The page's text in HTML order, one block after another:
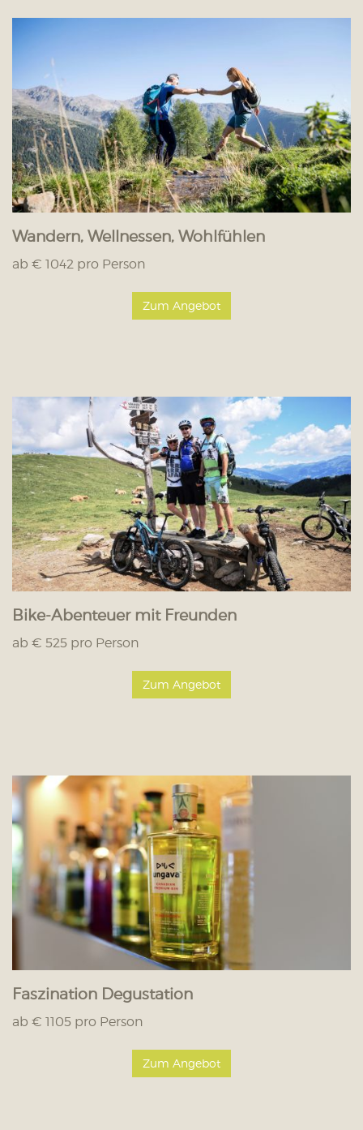
Wandern, Wellnessen, Wohlfühlen
ab € 1042 pro Person
Zum Angebot
Bike-Abenteuer mit Freunden
ab € 525 pro Person
Zum Angebot
Faszination Degustation
ab € 1105 pro Person
Zum Angebot